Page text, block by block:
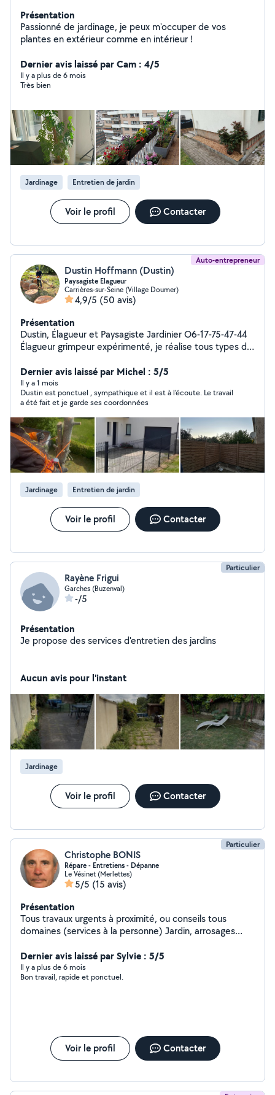
Présentation
Passionné de jardinage, je peux m'occuper de vos
plantes en extérieur comme en intérieur !
Dernier avis laissé par Cam : 4/5
Il y a plus de 6 mois
Très bien
Jardinage Entretien de jardin
Voir le profil Contacter
Auto-entrepreneur
Dustin Hoffmann (Dustin)
Paysagiste Elagueur
Carrières-sur-Seine (Village Doumer)
4,9/5 (50 avis)
Présentation
Dustin, Élagueur et Paysagiste Jardinier O6-17-75-47-44
Élagueur grimpeur expérimenté, je réalise tous types de
soigneux et passionné par mon métier, je m'intéresse
aussi aux petits chantiers comme aux gros travaux.
Élagage et abattage d'arbres Taille de haies et arbustes
Pose de clôtures Pose de gazon Nettoyage toiture,
façade, dallage et murets Je travaille proprement avec
matériel de haute qualité thermique possible et conseils
adaptés à vos besoins. Déplacement rapide et devis
gratuit.
Dernier avis laissé par Michel : 5/5
Il y a 1 mois
Dustin est ponctuel , sympathique et il est à l’écoute. Le travail
a été fait et je garde ses coordonnées
Jardinage Entretien de jardin
Voir le profil Contacter
Particulier
Rayène Frigui
Garches (Buzenval)
-/5
Présentation
Je propose des services d'entretien des jardins
Aucun avis pour l'instant
Jardinage
Voir le profil Contacter
Particulier
Christophe BONIS
Répare - Entretiens - Dépanne
Le Vésinet (Merlettes)
5/5 (15 avis)
Présentation
Tous travaux urgents à proximité, ou conseils tous
domaines (services à la personne) Jardin, arrosages
électricité, plomberie, maçonnerie,
gardiennage,animaux, ménage, courses, repassage
Dispose également d une structure d aide à la personne
Dernier avis laissé par Sylvie : 5/5
Il y a plus de 6 mois
Bon travail, rapide et ponctuel.
Voir le profil Contacter